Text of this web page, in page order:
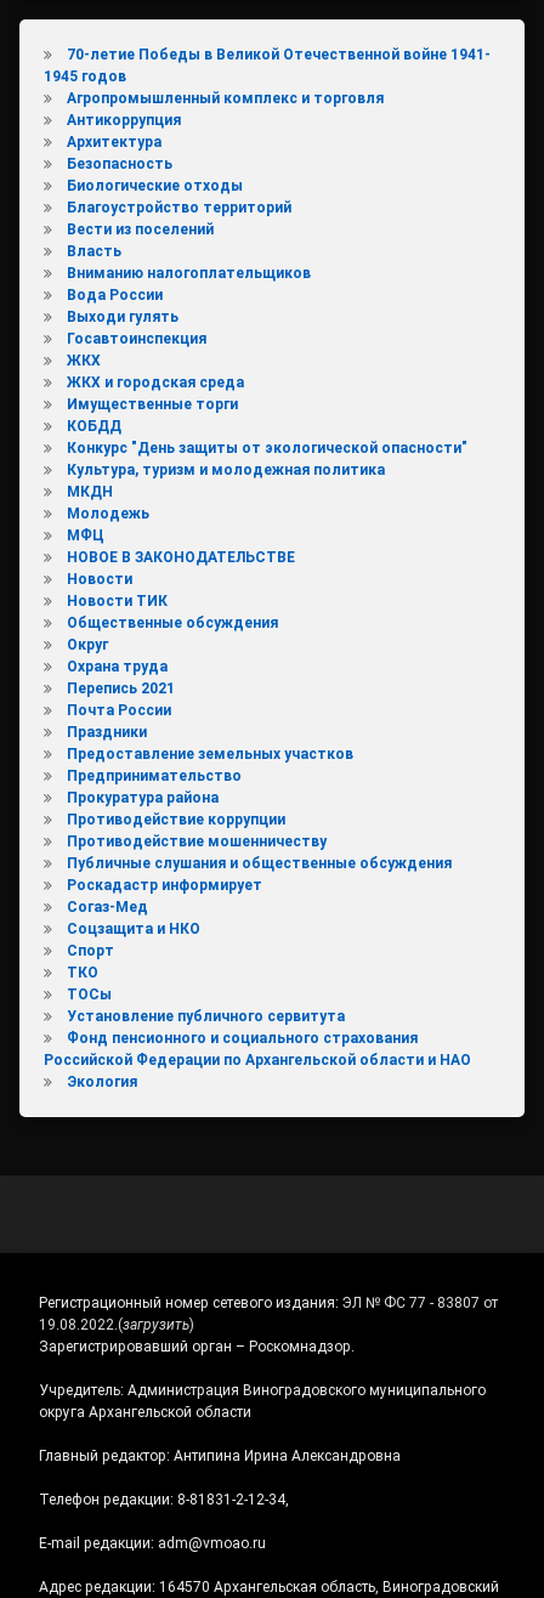
70-летие Победы в Великой Отечественной войне 1941-
1945 годов
Агропромышленный комплекс и торговля
Антикоррупция
Архитектура
Безопасность
Биологические отходы
Благоустройство территорий
Вести из поселений
Власть
Вниманию налогоплательщиков
Вода России
Выходи гулять
Госавтоинспекция
ЖКХ
ЖКХ и городская среда
Имущественные торги
КОБДД
Конкурс "День защиты от экологической опасности"
Культура, туризм и молодежная политика
МКДН
Молодежь
МФЦ
НОВОЕ В ЗАКОНОДАТЕЛЬСТВЕ
Новости
Новости ТИК
Общественные обсуждения
Округ
Охрана труда
Перепись 2021
Почта России
Праздники
Предоставление земельных участков
Предпринимательство
Прокуратура района
Противодействие коррупции
Противодействие мошенничеству
Публичные слушания и общественные обсуждения
Роскадастр информирует
Согаз-Мед
Соцзащита и НКО
Спорт
ТКО
ТОСы
Установление публичного сервитута
Фонд пенсионного и социального страхования
Российской Федерации по Архангельской области и НАО
Экология
Регистрационный номер сетевого издания: ЭЛ № ФС 77 - 83807 от
19.08.2022.(загрузить)
Зарегистрировавший орган – Роскомнадзор.
Учредитель: Администрация Виноградовского муниципального
округа Архангельской области
Главный редактор: Антипина Ирина Александровна
Телефон редакции: 8-81831-2-12-34,
E-mail редакции: adm@vmoao.ru
Адрес редакции: 164570 Архангельская область, Виноградовский